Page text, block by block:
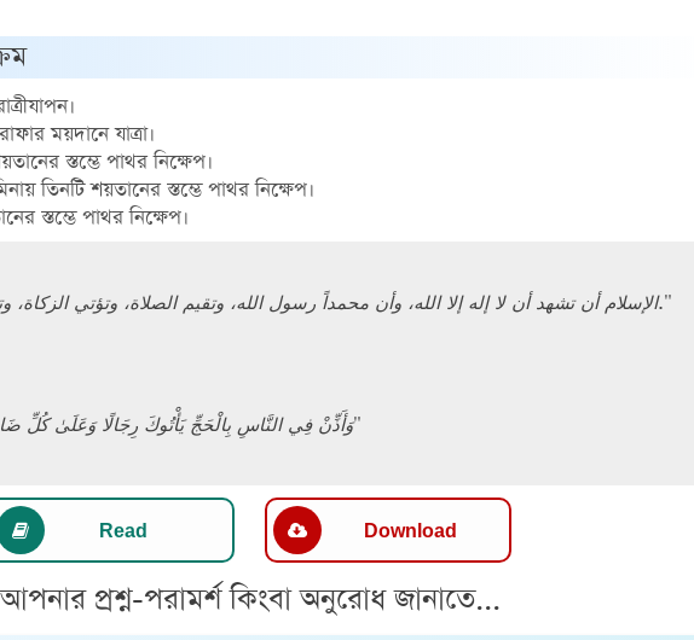
ময়দানে যাত্রা।
স্তম্ভে পাথর নিক্ষেপ।
তিনটি শয়তানের স্তম্ভে পাথর নিক্ষেপ।
স্তম্ভে পাথর নিক্ষেপ।
"الإسلام أن تشهد أن لا إله إلا الله، وأن محمداً رسول الله، وتقيم الصلاة، وتؤتي الزكاة، وتحج البيت، وتصوم رمضان."
"وَأَذِّنْ فِي النَّاسِ بِالْحَجِّ يَأْتُوكَ رِجَالًا وَعَلَىٰ كُلِّ ضَامِرٍ يَأْتِينَ مِن كُلِّ فَجٍّ عَمِيقٍ"
Read Download
আপনার প্রশ্ন-পরামর্শ কিংবা অনুরোধ জানাতে...